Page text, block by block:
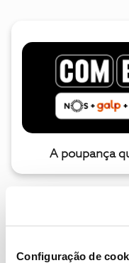
Configuração de
A poupança